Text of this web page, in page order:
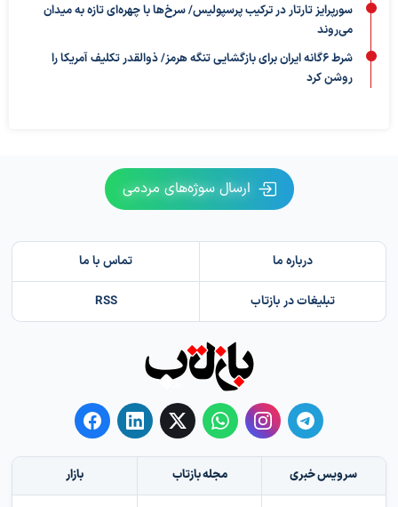
سورپرایز تارتار در ترکیب پرسپولیس/ سرخ‌ها با چهره‌ای تازه به میدان
می‌روند
شرط ۶گانه ایران برای بازگشایی تنگه هرمز/ ذوالقدر تکلیف آمریکا را
روشن کرد
ارسال سوژه‌های مردمی
درباره ما تماس با ما
تبلیغات در بازتاب RSS
سرویس خبری مجله بازتاب بازار